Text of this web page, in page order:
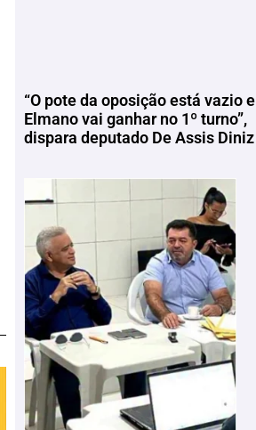
“O pote da oposição está vazio e
Elmano vai ganhar no 1º turno”,
dispara deputado De Assis Diniz